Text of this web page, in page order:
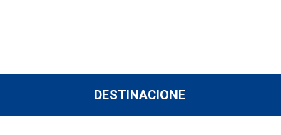
DESTINACIONE